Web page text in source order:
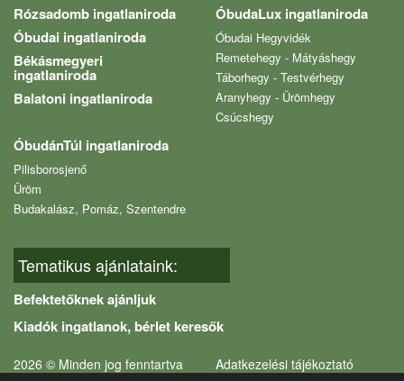
Rózsadomb ingatlaniroda
Óbudai ingatlaniroda
Békásmegyeri
ingatlaniroda
Balatoni ingatlaniroda
ÓbudaLux ingatlaniroda
Óbudai Hegyvidék
Remetehegy - Mátyáshegy
Táborhegy - Testvérhegy
Aranyhegy - Ürömhegy
Csúcshegy
ÓbudánTúl ingatlaniroda
Pilisborosjenő
Üröm
Budakalász, Pomáz, Szentendre
Tematikus ajánlataink:
Befektetőknek ajánljuk
Kiadók ingatlanok, bérlet keresők
2026 © Minden jog fenntartva Adatkezelési tájékoztató